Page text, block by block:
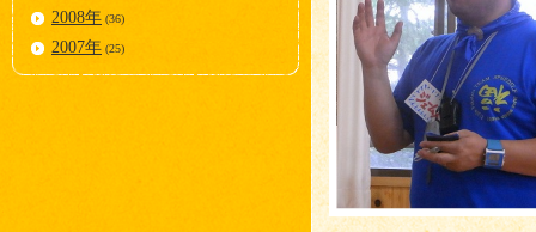
2008年 (36)
2007年 (25)